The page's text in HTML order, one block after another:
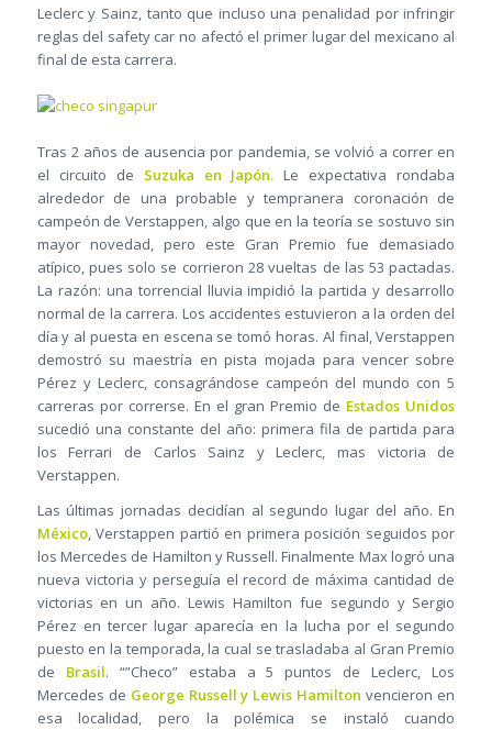
Leclerc y Sainz, tanto que incluso una penalidad por infringir
reglas del safety car no afectó el primer lugar del mexicano al
final de esta carrera.
Tras 2 años de ausencia por pandemia, se volvió a correr en
el circuito de Suzuka en Japón. Le expectativa rondaba
alrededor de una probable y tempranera coronación de
campeón de Verstappen, algo que en la teoría se sostuvo sin
mayor novedad, pero este Gran Premio fue demasiado
atípico, pues solo se corrieron 28 vueltas de las 53 pactadas.
La razón: una torrencial lluvia impidió la partida y desarrollo
normal de la carrera. Los accidentes estuvieron a la orden del
día y al puesta en escena se tomó horas. Al final, Verstappen
demostró su maestría en pista mojada para vencer sobre
Pérez y Leclerc, consagrándose campeón del mundo con 5
carreras por correrse. En el gran Premio de Estados Unidos
sucedió una constante del año: primera fila de partida para
los Ferrari de Carlos Sainz y Leclerc, mas victoria de
Verstappen.
Las últimas jornadas decidían al segundo lugar del año. En
México, Verstappen partió en primera posición seguidos por
los Mercedes de Hamilton y Russell. Finalmente Max logró una
nueva victoria y perseguía el record de máxima cantidad de
victorias en un año. Lewis Hamilton fue segundo y Sergio
Pérez en tercer lugar aparecía en la lucha por el segundo
puesto en la temporada, la cual se trasladaba al Gran Premio
de Brasil. “”Checo” estaba a 5 puntos de Leclerc, Los
Mercedes de George Russell y Lewis Hamilton vencieron en
esa localidad, pero la polémica se instaló cuando